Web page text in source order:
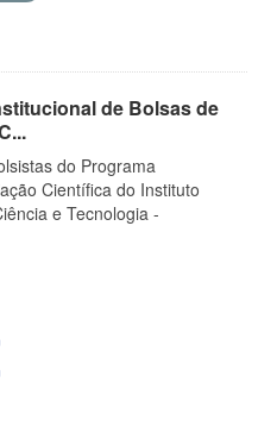
de Bolsas de
do Programa
Científica do Instituto
e Tecnologia -